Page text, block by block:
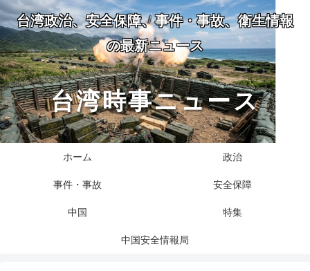
台湾政治、安全保障、事件・事故、衛生情報
の最新ニュース
台湾時事ニュース
ホーム 政治
事件・事故 安全保障
中国 特集
中国安全情報局